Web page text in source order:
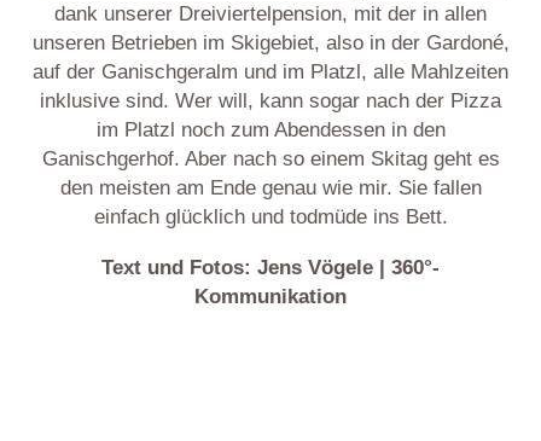
dank unserer Dreiviertelpension, mit der in allen
unseren Betrieben im Skigebiet, also in der Gardoné,
auf der Ganischgeralm und im Platzl, alle Mahlzeiten
inklusive sind. Wer will, kann sogar nach der Pizza
im Platzl noch zum Abendessen in den
Ganischgerhof. Aber nach so einem Skitag geht es
den meisten am Ende genau wie mir. Sie fallen
einfach glücklich und todmüde ins Bett.
Text und Fotos: Jens Vögele | 360°-
Kommunikation